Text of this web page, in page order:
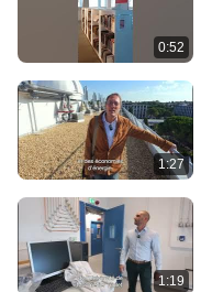
0:52
1:27
1:19